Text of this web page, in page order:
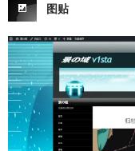
图贴